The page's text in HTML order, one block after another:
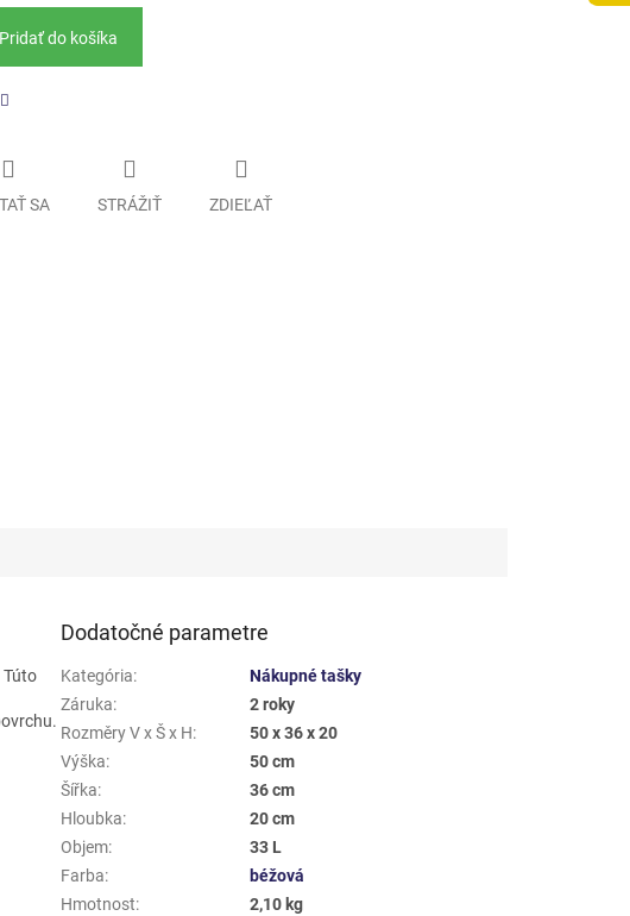
Pridať do košíka
SA STRÁŽIŤ ZDIEĽAŤ
Túto
Dodatočné parametre
Kategória:
Nákupné tašky
Záruka:
2 roky
Rozměry V x Š x H:
50 x 36 x 20
Výška:
50 cm
Šířka:
36 cm
Hloubka:
20 cm
Objem:
33 L
Farba:
béžová
Hmotnost:
2,10 kg